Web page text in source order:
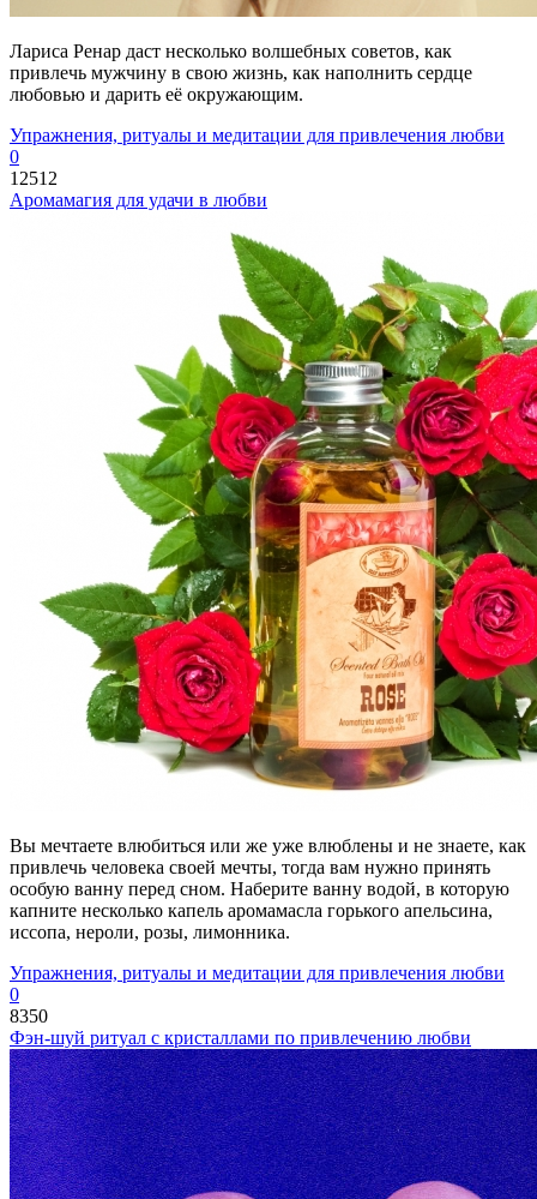
Лариса Ренар даст несколько волшебных советов, как
привлечь мужчину в свою жизнь, как наполнить сердце
любовью и дарить её окружающим.
Упражнения, ритуалы и медитации для привлечения любви
0
12512
Аромамагия для удачи в любви
Вы мечтаете влюбиться или же уже влюблены и не знаете, как
привлечь человека своей мечты, тогда вам нужно принять
особую ванну перед сном. Наберите ванну водой, в которую
капните несколько капель аромамасла горького апельсина,
иссопа, нероли, розы, лимонника.
Упражнения, ритуалы и медитации для привлечения любви
0
8350
Фэн-шуй ритуал с кристаллами по привлечению любви